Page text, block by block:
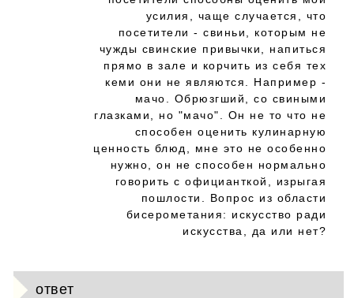
усилия, чаще случается, что
посетители - свиньи, которым не
чужды свинские привычки, напиться
прямо в зале и корчить из себя тех
кеми они не являются. Например -
мачо. Обрюзгший, со свиными
глазками, но "мачо". Он не то что не
способен оценить кулинарную
ценность блюд, мне это не особенно
нужно, он не способен нормально
говорить с официанткой, изрыгая
пошлости. Вопрос из области
бисерометания: искусство ради
искусства, да или нет?
ответ